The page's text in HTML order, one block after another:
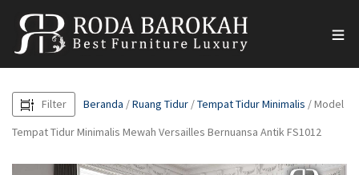
Filter Beranda /Ruang Tidur /Tempat Tidur Minimalis / Model
Tempat Tidur Minimalis Mewah Versailles Bernuansa Antik FS1012